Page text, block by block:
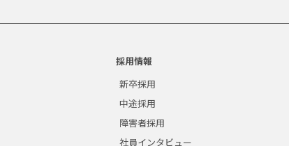
採用情報
新卒採用
中途採用
障害者採用
社員インタビュー